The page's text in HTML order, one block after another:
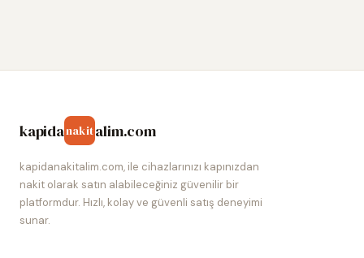
kapidanakitalim.com
kapidanakitalim.com, ile cihazlarınızı kapınızdan
nakit olarak satın alabileceğiniz güvenilir bir
platformdur. Hızlı, kolay ve güvenli satış deneyimi
sunar.